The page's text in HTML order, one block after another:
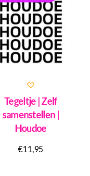
Tegeltje | Zelf
samenstellen |
Houdoe
€11,95